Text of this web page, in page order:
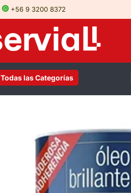
+56 9 3200 8372
Todas las Categorías